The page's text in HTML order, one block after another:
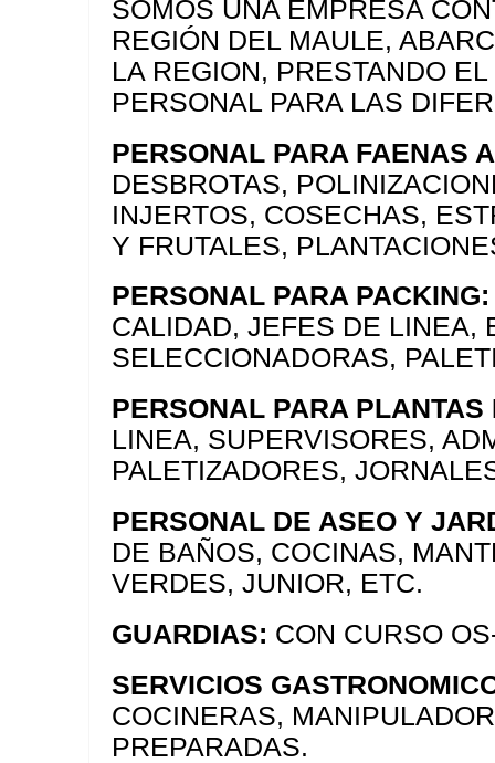
SOMOS UNA EMPRESA
REGIÓN DEL MAULE,
LA REGION, PRESTANDO
PERSONAL PARA LAS
PERSONAL PARA FAENAS
DESBROTAS,
INJERTOS, COSECHAS,
Y FRUTALES,
PERSONAL PARA PACKING:
CALIDAD, JEFES DE LINEA,
SELECCIONADORAS,
PERSONAL PARA
LINEA, SUPERVISORES,
PALETIZADORES,
PERSONAL DE ASEO Y
DE BAÑOS, COCINAS,
VERDES, JUNIOR, ETC.
GUARDIAS: CON CURSO
SERVICIOS
COCINERAS,
PREPARADAS.